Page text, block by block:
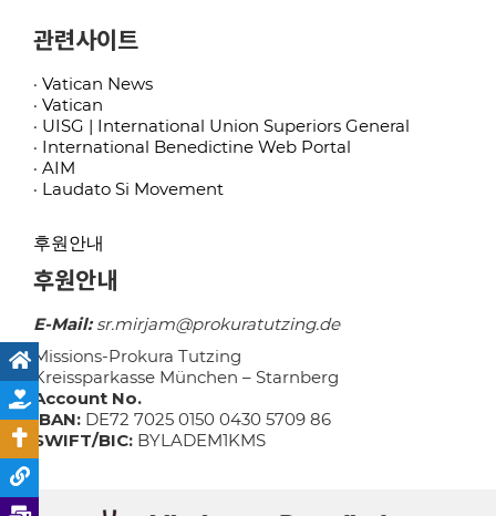
관련사이트
· Vatican News
· Vatican
· UISG | International Union Superiors General
· International Benedictine Web Portal
· AIM
· Laudato Si Movement
후원안내
후원안내
E-Mail:sr.mirjam@prokuratutzing.de
Missions-Prokura Tutzing
Kreissparkasse München – Starnberg
Account No.
IBAN: DE72 7025 0150 0430 5709 86
SWIFT/BIC: BYLADEM1KMS